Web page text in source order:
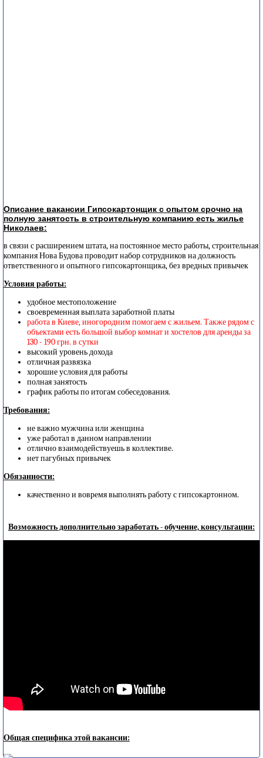
Описание вакансии Гипсокартонщик с опытом срочно на
полную занятость в строительную компанию есть жилье
Николаев:
в связи с расширением штата, на постоянное место работы, строительная
компания Нова Будова проводит набор сотрудников на должность
ответственного и опытного гипсокартонщика, без вредных привычек
Условия работы:
удобное местоположение
своевременная выплата заработной платы
работа в Киеве, иногородним помогаем с жильем. Также рядом с
объектами есть большой выбор комнат и хостелов для аренды за
130 - 190 грн. в сутки
высокий уровень дохода
отличная развязка
хорошие условия для работы
полная занятость
график работы по итогам собеседования.
Требования:
не важно мужчина или женщина
уже работал в данном направлении
отлично взаимодействуешь в коллективе.
нет пагубных привычек
Обязанности:
качественно и вовремя выполнять работу с гипсокартонном.
Возможность дополнительно заработать - обучение, консультации:
Общая специфика этой вакансии: